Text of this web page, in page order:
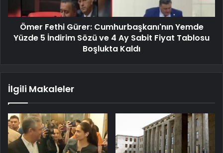
Ömer Fethi Gürer: Cumhurbaşkanı'nın Yemde
Yüzde 5 İndirim Sözü ve 4 Ay Sabit Fiyat Tablosu
Boşlukta Kaldı
İlgili Makaleler